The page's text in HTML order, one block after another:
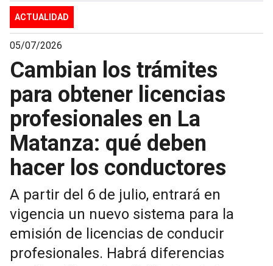
ACTUALIDAD
05/07/2026
Cambian los trámites
para obtener licencias
profesionales en La
Matanza: qué deben
hacer los conductores
A partir del 6 de julio, entrará en
vigencia un nuevo sistema para la
emisión de licencias de conducir
profesionales. Habrá diferencias